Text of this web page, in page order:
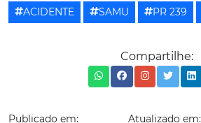
ACIDENTE
SAMU PR 239
Compartilhe:
Publicado em: Atualizado em: